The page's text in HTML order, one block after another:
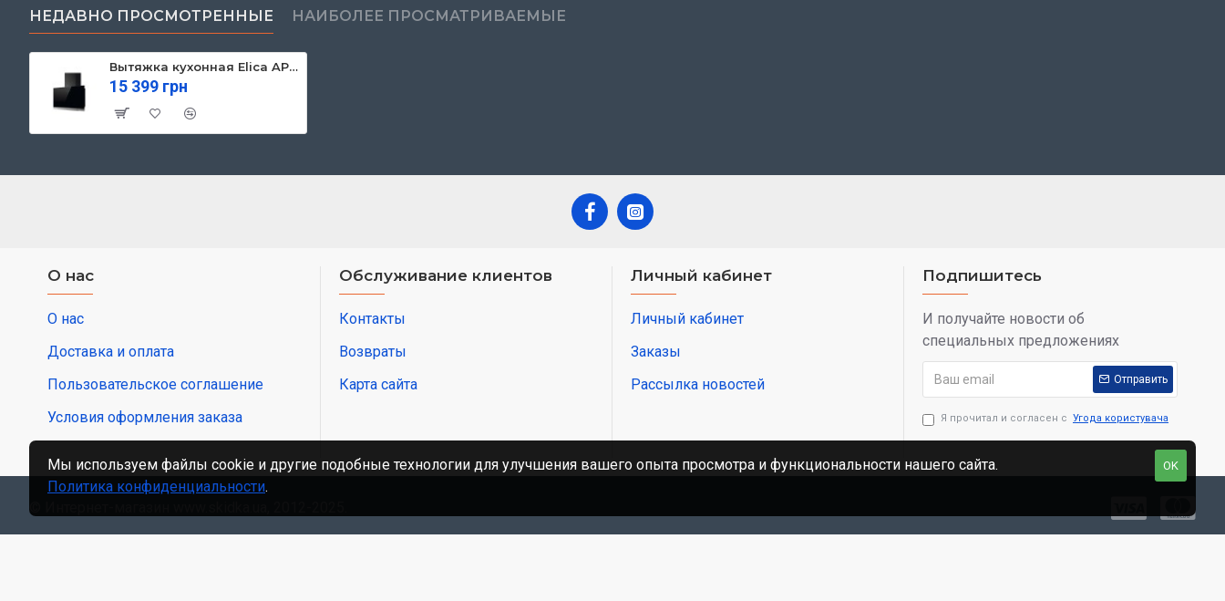
НЕДАВНО ПРОСМОТРЕННЫЕ НАИБОЛЕЕ ПРОСМАТРИВАЕМЫЕ
Вытяжка кухонная Elica APLOMB BL/A/60
15 399 грн
О нас
О нас
Доставка и оплата
Пользовательское соглашение
Условия оформления заказа
Обслуживание клиентов
Контакты
Возвраты
Карта сайта
Личный кабинет
Личный кабинет
Заказы
Рассылка новостей
Подпишитесь
И получайте новости об
специальных предложениях
Отправить
Я прочитал и согласен с Угода користувача
OK
Мы используем файлы cookie и другие подобные технологии для улучшения вашего опыта просмотра и функциональности нашего сайта.
Политика конфиденциальности.